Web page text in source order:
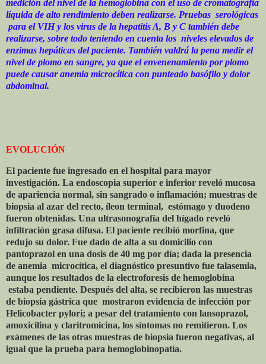
medición del nivel de la hemoglobina con el uso de cromatografía
líquida de alto rendimiento deben realizarse. Pruebas serológicas
para el VIH y los virus de la hepatitis A, B y C también debe
realizarse, sobre todo teniendo en cuenta los niveles elevados de
enzimas hepáticas del paciente. También valdrá la pena medir el
nivel de plomo en sangre, ya que el envenenamiento por plomo
puede causar anemia microcítica con punteado basófilo y dolor
abdominal.
EVOLUCIÓN
El paciente fue ingresado en el hospital para mayor
investigación. La endoscopia superior e inferior reveló mucosa
de apariencia normal, sin sangrado o inflamación; muestras de
biopsia al azar del recto, íleon terminal, estómago y duodeno
fueron obtenidas. Una ultrasonografía del hígado reveló
infiltración grasa difusa. El paciente recibió morfina, que
redujo su dolor. Fue dado de alta a su domicilio con
pantoprazol en una dosis de 40 mg por día; dada la presencia
de anemia microcítica, el diagnóstico presuntivo fue talasemia,
aunque los resultados de la electroforesis de hemoglobina
estaba pendiente. Después del alta, se recibieron las muestras
de biopsia gástrica que mostraron evidencia de infección por
Helicobacter pylori; a pesar del tratamiento con lansoprazol,
amoxicilina y claritromicina, los síntomas no remitieron. Los
exámenes de las otras muestras de biopsia fueron negativas, al
igual que la prueba para hemoglobinopatía.